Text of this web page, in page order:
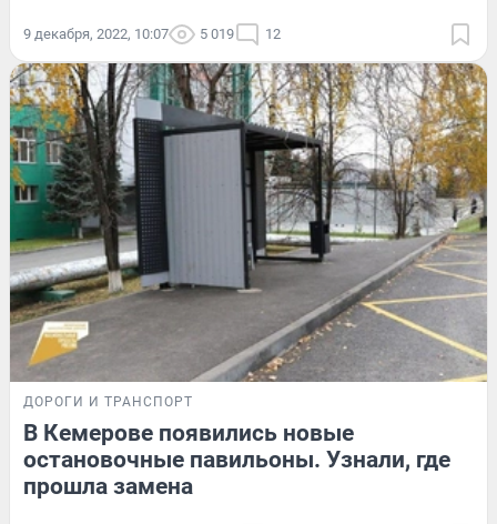
9 декабря, 2022, 10:07 5 019 12
ДОРОГИ И ТРАНСПОРТ
В Кемерове появились новые
остановочные павильоны. Узнали, где
прошла замена